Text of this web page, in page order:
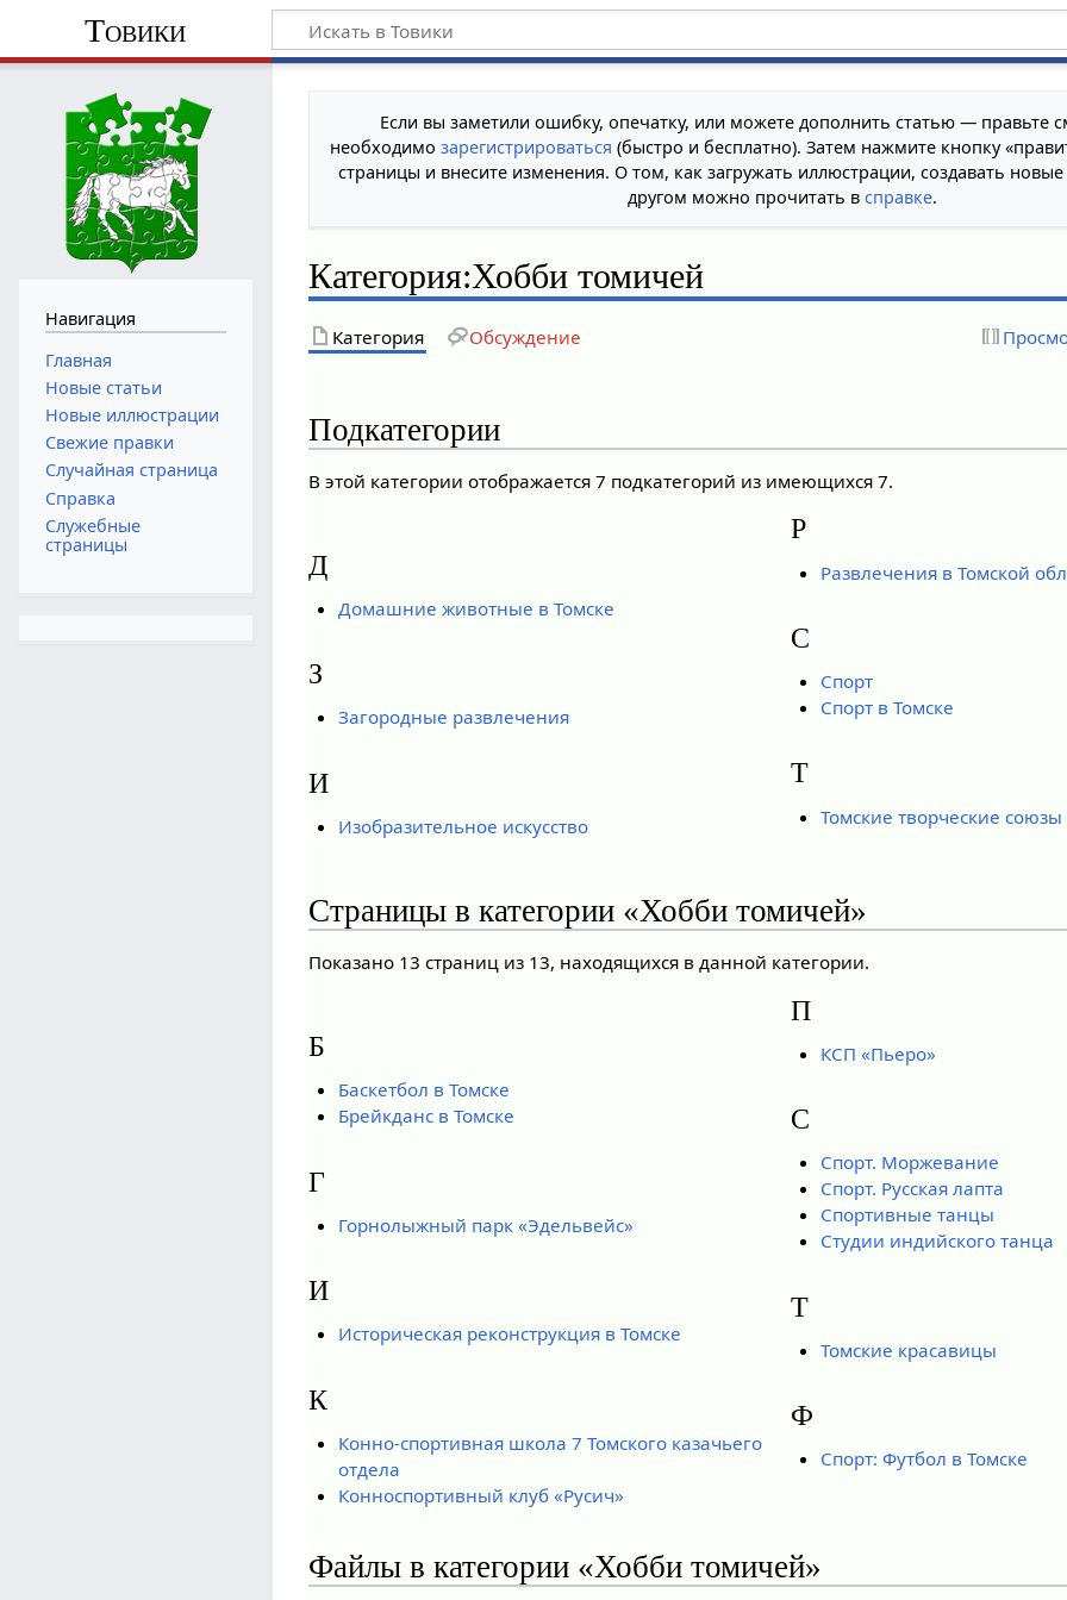
Товики
Если вы заметили ошибку, опечатку, или можете дополнить статью — правьте
необходимозарегистрироваться (быстро и бесплатно). Затем нажмите кнопку
страницы и внесите изменения. О том, как загружать иллюстрации, создавать
другом можно прочитать в справке.
Категория:Хобби томичей
Категория Обсуждение
Подкатегории
В этой категории отображается 7 подкатегорий из имеющихся 7.
Д
Домашние животные в Томске
З
Загородные развлечения
И
Изобразительное искусство
Р
Развлечения в Томской
С
Спорт
Спорт в Томске
Т
Томские творческие союзы
Страницы в категории «Хобби томичей»
Показано 13 страниц из 13, находящихся в данной категории.
Б
Баскетбол в Томске
Брейкданс в Томске
Г
Горнолыжный парк «Эдельвейс»
И
Историческая реконструкция в Томске
К
Конно-спортивная школа 7 Томского казачьего
отдела
Конноспортивный клуб «Русич»
П
КСП «Пьеро»
С
Спорт. Моржевание
Спорт. Русская лапта
Спортивные танцы
Студии индийского танца
Т
Томские красавицы
Ф
Спорт: Футбол в Томске
Файлы в категории «Хобби томичей»
Навигация
Главная
Новые статьи
Новые иллюстрации
Свежие правки
Случайная страница
Справка
Служебные
страницы